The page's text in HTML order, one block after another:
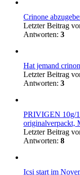
Crinone
Letzter Beitrag
Antworten: 3
Hat jemand
Letzter Beitrag
Antworten: 3
PRIVIGEN 10g/
Letzter Beitrag
Antworten: 8
Icsi start im